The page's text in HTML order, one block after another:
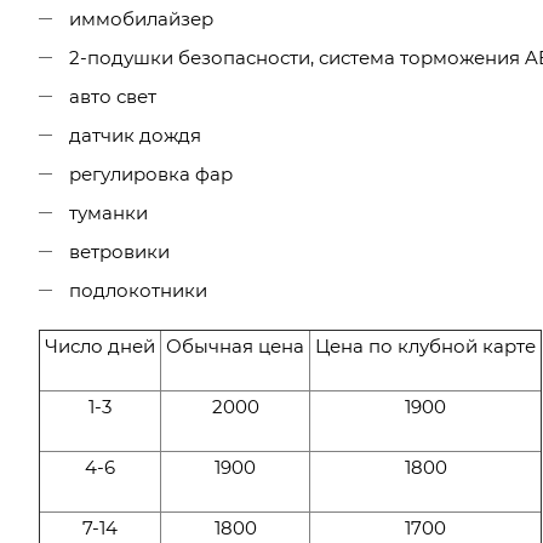
иммобилайзер
2-подушки безопасности, система торможения
авто свет
датчик дождя
регулировка фар
туманки
ветровики
подлокотники
Число дней Обычная цена Цена по клубной карте
1-3 2000 1900
4-6 1900 1800
7-14 1800 1700